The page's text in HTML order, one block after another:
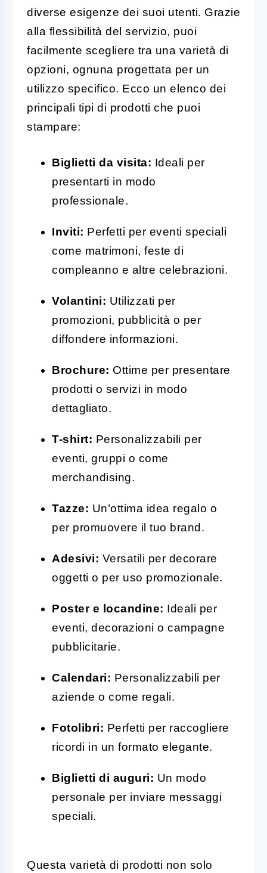
diverse esigenze dei suoi utenti. Grazie
alla flessibilità del servizio, puoi
facilmente scegliere tra una varietà di
opzioni, ognuna progettata per un
utilizzo specifico. Ecco un elenco dei
principali tipi di prodotti che puoi
stampare:
Biglietti da visita: Ideali per
presentarti in modo
professionale.
Inviti: Perfetti per eventi speciali
come matrimoni, feste di
compleanno e altre celebrazioni.
Volantini: Utilizzati per
promozioni, pubblicità o per
diffondere informazioni.
Brochure: Ottime per presentare
prodotti o servizi in modo
dettagliato.
T-shirt: Personalizzabili per
eventi, gruppi o come
merchandising.
Tazze: Un’ottima idea regalo o
per promuovere il tuo brand.
Adesivi: Versatili per decorare
oggetti o per uso promozionale.
Poster e locandine: Ideali per
eventi, decorazioni o campagne
pubblicitarie.
Calendari: Personalizzabili per
aziende o come regali.
Fotolibri: Perfetti per raccogliere
ricordi in un formato elegante.
Biglietti di auguri: Un modo
personale per inviare messaggi
speciali.
Questa varietà di prodotti non solo